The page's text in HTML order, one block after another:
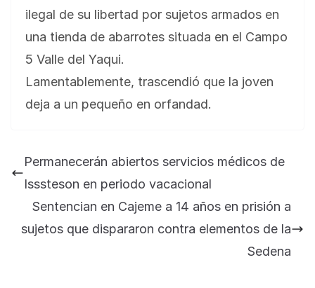
ilegal de su libertad por sujetos armados en
una tienda de abarrotes situada en el Campo
5 Valle del Yaqui.
Lamentablemente, trascendió que la joven
deja a un pequeño en orfandad.
Permanecerán abiertos servicios médicos de
Isssteson en periodo vacacional
Sentencian en Cajeme a 14 años en prisión a
sujetos que dispararon contra elementos de la
Sedena